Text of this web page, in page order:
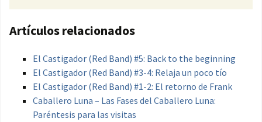
Artículos relacionados
El Castigador (Red Band) #5: Back to the beginning
El Castigador (Red Band) #3-4: Relaja un poco tío
El Castigador (Red Band) #1-2: El retorno de Frank
Caballero Luna – Las Fases del Caballero Luna:
Paréntesis para las visitas